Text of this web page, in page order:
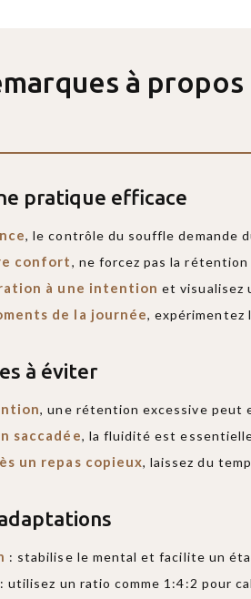
à propos
pratique efficace
, le contrôle du souffle demande
confort, ne forcez pas la
à une intention et visualisez
de la journée, expérimentez
à éviter
, une rétention excessive peut
saccadée, la fluidité est
un repas copieux, laissez du
: stabilise le mental et facilite un
: utilisez un ratio comme 1:4:2 pour